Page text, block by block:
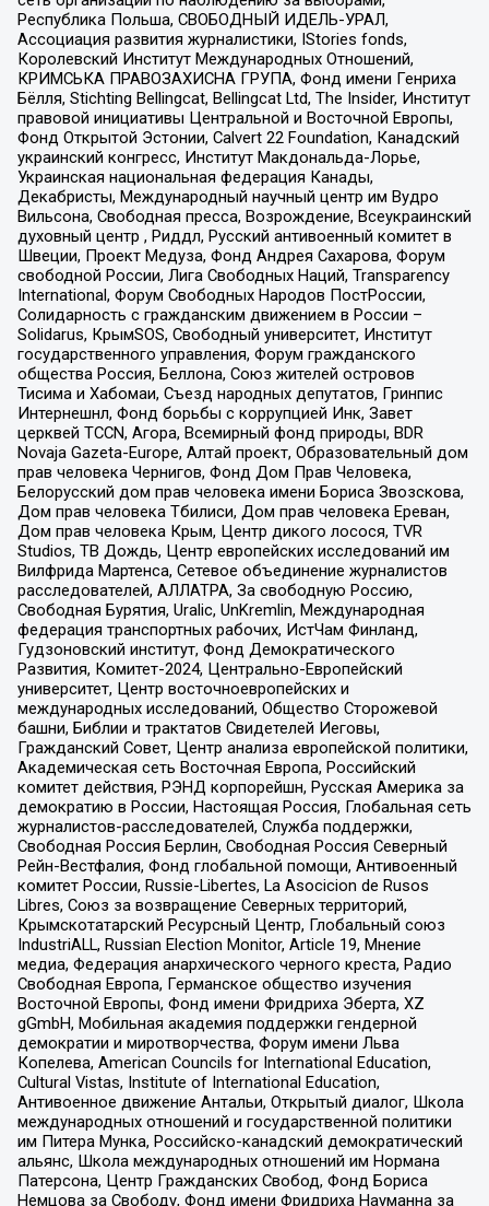
Республика Польша, СВОБОДНЫЙ ИДЕЛЬ-УРАЛ,
Ассоциация развития журналистики, IStories fonds,
Королевский Институт Международных Отношений,
КРИМСЬКА ПРАВОЗАХИСНА ГРУПА, Фонд имени Генриха
Бёлля, Stichting Bellingcat, Bellingcat Ltd, The Insider, Институт
правовой инициативы Центральной и Восточной Европы,
Фонд Открытой Эстонии, Calvert 22 Foundation, Канадский
украинский конгресс, Институт Макдональда-Лорье,
Украинская национальная федерация Канады,
Декабристы, Международный научный центр им Вудро
Вильсона, Свободная пресса, Возрождение, Всеукраинский
духовный центр , Риддл, Русский антивоенный комитет в
Швеции, Проект Медуза, Фонд Андрея Сахарова, Форум
свободной России, Лига Свободных Наций, Transparеncy
International, Форум Свободных Народов ПостРоссии,
Солидарность с гражданским движением в России –
Solidarus, КрымSOS, Свободный университет, Институт
государственного управления, Форум гражданского
общества Россия, Беллона, Союз жителей островов
Тисима и Хабомаи, Съезд народных депутатов, Гринпис
Интернешнл, Фонд борьбы с коррупцией Инк, Завет
церквей TCCN, Агора, Всемирный фонд природы, BDR
Novaja Gazeta-Europe, Алтай проект, Образовательный дом
прав человека Чернигов, Фонд Дом Прав Человека,
Белорусский дом прав человека имени Бориса Звозскова,
Дом прав человека Тбилиси, Дом прав человека Ереван,
Дом прав человека Крым, Центр дикого лосося, TVR
Studios, ТВ Дождь, Центр европейских исследований им
Вилфрида Мартенса, Сетевое объединение журналистов
расследователей, АЛЛАТРА, За свободную Россию,
Свободная Бурятия, Uralic, UnKremlin, Международная
федерация транспортных рабочих, ИстЧам Финланд,
Гудзоновский институт, Фонд Демократического
Развития, Комитет-2024, Центрально-Европейский
университет, Центр восточноевропейских и
международных исследований, Общество Сторожевой
башни, Библии и трактатов Свидетелей Иеговы,
Гражданский Совет, Центр анализа европейской политики,
Академическая сеть Восточная Европа, Российский
комитет действия, РЭНД корпорейшн, Русская Америка за
демократию в России, Настоящая Россия, Глобальная сеть
журналистов-расследователей, Служба поддержки,
Свободная Россия Берлин, Свободная Россия Северный
Рейн-Вестфалия, Фонд глобальной помощи, Антивоенный
комитет России, Russie-Libertes, La Asocicion de Rusos
Libres, Союз за возвращение Северных территорий,
Крымскотатарский Ресурсный Центр, Глобальный союз
IndustriALL, Russian Election Monitor, Article 19, Мнение
медиа, Федерация анархического черного креста, Радио
Свободная Европа, Германское общество изучения
Восточной Европы, Фонд имени Фридриха Эберта, XZ
gGmbH, Мобильная академия поддержки гендерной
демократии и миротворчества, Форум имени Льва
Копелева, American Councils for International Education,
Cultural Vistas, Institute of International Education,
Антивоенное движение Антальи, Открытый диалог, Школа
международных отношений и государственной политики
им Питера Мунка, Российско-канадский демократический
альянс, Школа международных отношений им Нормана
Патерсона, Центр Гражданских Свобод, Фонд Бориса
Немцова за Свободу, Фонд имени Фридриха Науманна за